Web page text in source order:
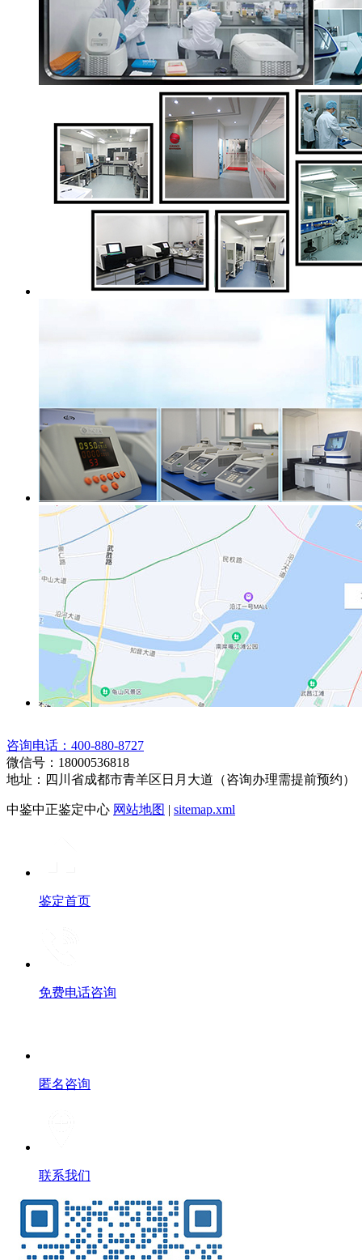
咨询电话：400-880-8727
微信号：18000536818
地址：四川省成都市青羊区日月大道（咨询办理需提前预约）
中鉴中正鉴定中心 网站地图 | sitemap.xml
鉴定首页
免费电话咨询
匿名咨询
联系我们